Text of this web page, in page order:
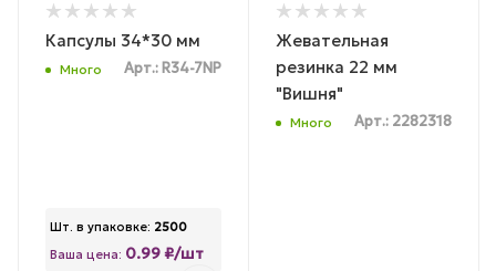
Капсулы 34*30 мм
Много Арт.: R34-7NP
Шт. в упаковке: 2500
Ваша цена: 0.99 ₽/шт
Жевательная
резинка 22 мм
"Вишня"
Много Арт.: 2282318